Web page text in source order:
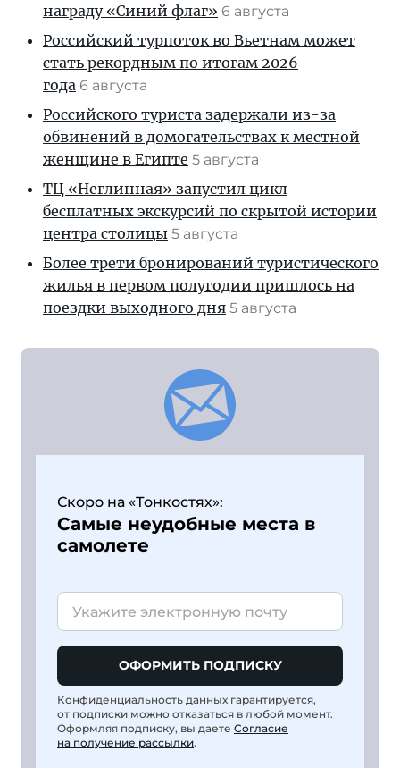
награду «Синий флаг» 6 августа
Российский турпоток во Вьетнам может
стать рекордным по итогам 2026
года 6 августа
Российского туриста задержали из-за
обвинений в домогательствах к местной
женщине в Египте 5 августа
ТЦ «Неглинная» запустил цикл
бесплатных экскурсий по скрытой истории
центра столицы 5 августа
Более трети бронирований туристического
жилья в первом полугодии пришлось на
поездки выходного дня 5 августа
Скоро на «Тонкостях»:
Самые неудобные места в
самолете
ОФОРМИТЬ ПОДПИСКУ
Конфиденциальность данных гарантируется,
от подписки можно отказаться в любой момент.
Оформляя подписку, вы даете Согласие
на получение рассылки.